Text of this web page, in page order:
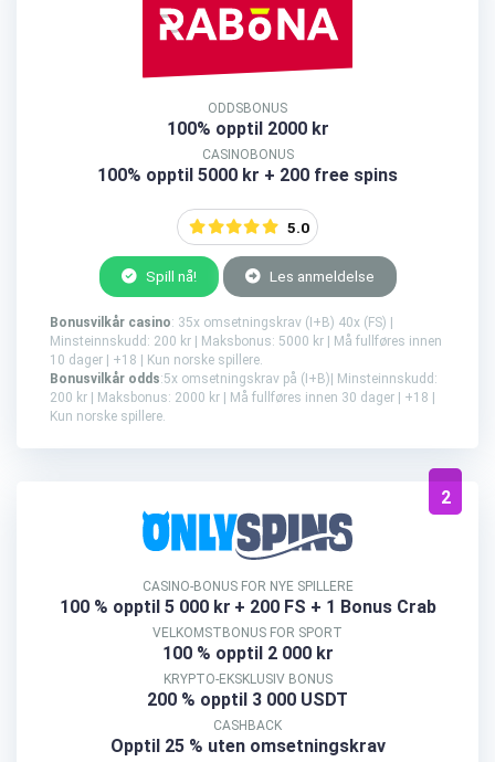
ODDSBONUS
100% opptil 2000 kr
CASINOBONUS
100% opptil 5000 kr + 200 free spins
5.0
Spill nå! Les anmeldelse
Bonusvilkår casino: 35x omsetningskrav (I+B) 40x (FS) |
Minsteinnskudd: 200 kr | Maksbonus: 5000 kr | Må fullføres innen
10 dager | +18 | Kun norske spillere.
Bonusvilkår odds:5x omsetningskrav på (I+B)| Minsteinnskudd:
200 kr | Maksbonus: 2000 kr | Må fullføres innen 30 dager | +18 |
Kun norske spillere.
2
CASINO-BONUS FOR NYE SPILLERE
100 % opptil 5 000 kr + 200 FS + 1 Bonus Crab
VELKOMSTBONUS FOR SPORT
100 % opptil 2 000 kr
KRYPTO-EKSKLUSIV BONUS
200 % opptil 3 000 USDT
CASHBACK
Opptil 25 % uten omsetningskrav